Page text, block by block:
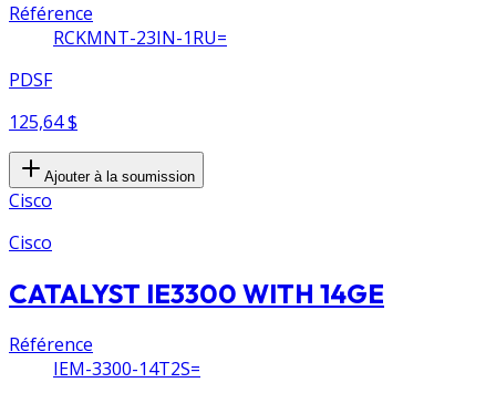
Référence
RCKMNT-23IN-1RU=
PDSF
125,64 $
Ajouter à la soumission
Cisco
Cisco
CATALYST IE3300 WITH 14GE
Référence
IEM-3300-14T2S=